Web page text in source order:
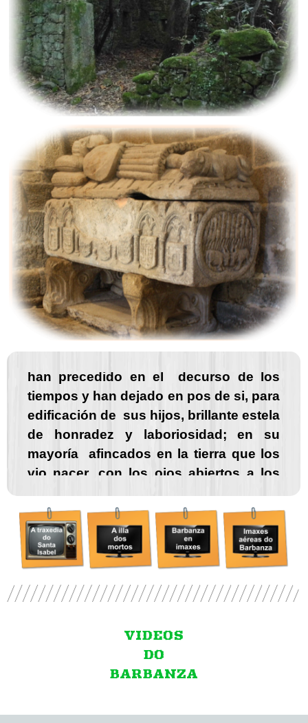
Xan
das
Estivadas
"Hagamos memoria de los
antepasados, cuyo recuerdo perdura
imborrable en nuestra alma para
edificación de generaciones
sucesivas. Hombres y mujeres que nos
han precedido en el decurso de los
tiempos y han dejado en pos de si, para
edificación de sus hijos, brillante estela
de honradez y laboriosidad; en su
mayoría afincados en la tierra que los
vio nacer, con los ojos abiertos a los
amplios horizontes del Océano, fijos
donde radica la meta de su esperanza."
Don Juan Martínez Bretal
VIDEOS
DO
BARBANZA